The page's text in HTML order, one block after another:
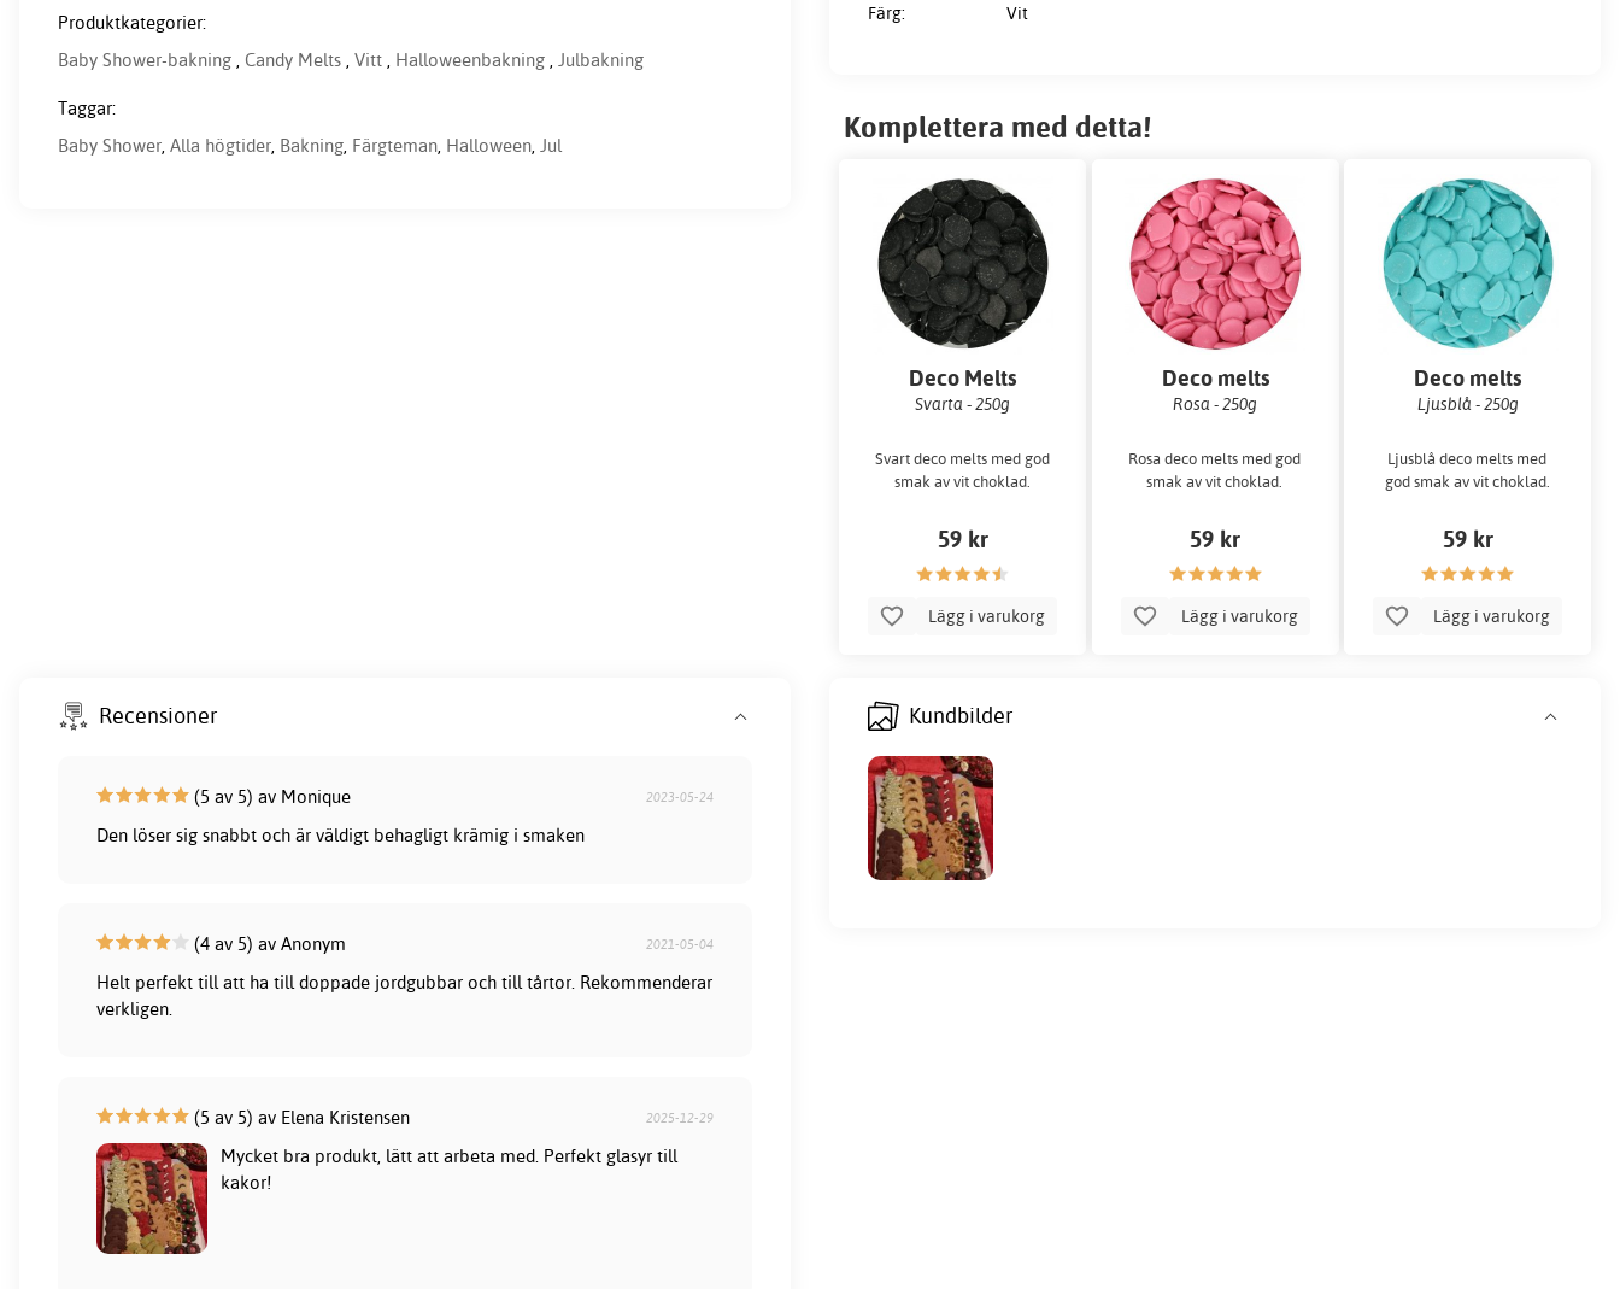
Färg: Vit
Produktkategorier:
Baby Shower-bakning
Candy Melts Vitt Halloweenbakning Julbakning
Taggar:
Baby Shower Alla högtider Bakning Färgteman Halloween Jul Komplettera med detta!
Deco Melts
Svarta - 250g
Svart deco melts med god
smak av vit choklad.
59 kr
Lägg i varukorg
Deco melts
Rosa - 250g
Rosa deco melts med god
smak av vit choklad.
59 kr
Lägg i varukorg
Deco melts
Ljusblå - 250g
Ljusblå deco melts med
god smak av vit choklad.
59 kr
Lägg i varukorg
Kundbilder
Recensioner
(5 av 5) av Monique 2023-05-24
Den löser sig snabbt och är väldigt behagligt krämig i smaken
(4 av 5) av Anonym 2021-05-04
Helt perfekt till att ha till doppade jordgubbar och till tårtor. Rekommenderar
verkligen.
(5 av 5) av Elena Kristensen 2025-12-29
Mycket bra produkt, lätt att arbeta med. Perfekt glasyr till
kakor!